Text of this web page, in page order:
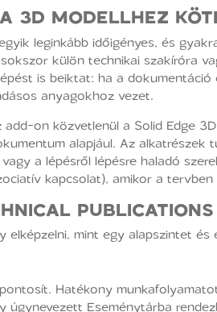
3D MODELLHEZ
leginkább időigényes, és
külön technikai szakíróra
is beiktat: ha a
anyagokhoz vezet.
on közvetlenül a Solid Edge
alapjául. Az alkatrészek
a lépésről lépésre haladó
kapcsolat), amikor a
elképzelni, mint egy alapszintet
Hatékony
Eseménytárba